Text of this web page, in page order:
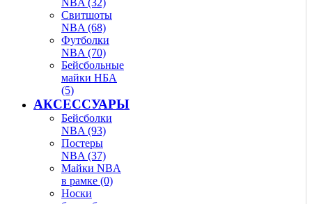
Свитшоты
NBA (68)
Футболки
NBA (70)
Бейсбольные
майки НБА
(5)
АКСЕССУАРЫ
Бейсболки
NBA (93)
Постеры
NBA (37)
Майки NBA
в рамке (0)
Носки